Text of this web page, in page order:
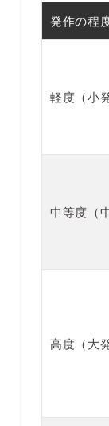
発作の程
軽度（小
中等度（
高度（大